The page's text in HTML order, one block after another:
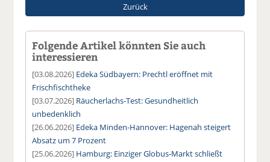
Zurück
Folgende Artikel könnten Sie auch
interessieren
[03.08.2026] Edeka Südbayern: Prechtl eröffnet mit
Frischfischtheke
[03.07.2026] Räucherlachs-Test: Gesundheitlich
unbedenklich
[26.06.2026] Edeka Minden-Hannover: Hagenah steigert
Absatz um 7 Prozent
[25.06.2026] Hamburg: Einziger Globus-Markt schließt